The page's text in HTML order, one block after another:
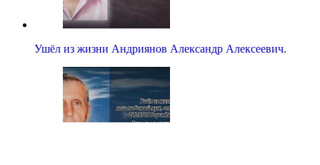
Ушёл из жизни Андриянов Александр Алексеевич.